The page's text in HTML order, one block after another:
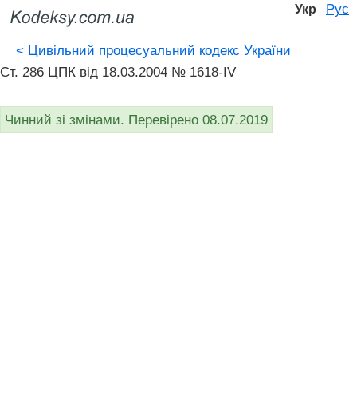
Укр Рус
< Цивільний процесуальний кодекс України
Ст. 286 ЦПК від 18.03.2004 № 1618-IV
Чинний зі змінами. Перевірено 08.07.2019